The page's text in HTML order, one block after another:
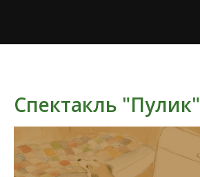
Спектакль "Пулик"